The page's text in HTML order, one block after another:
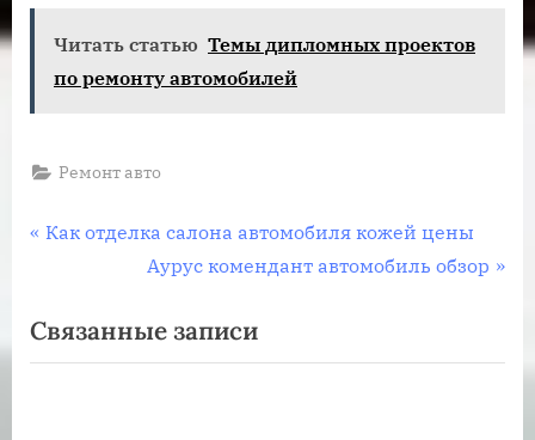
Читать статью Темы дипломных проектов
по ремонту автомобилей
Ремонт авто
Навигация
записям
П
д
ы
Как отделка салона автомобиля кожей цены
С
е
д
Аурус комендант автомобиль обзор
Связанные записи